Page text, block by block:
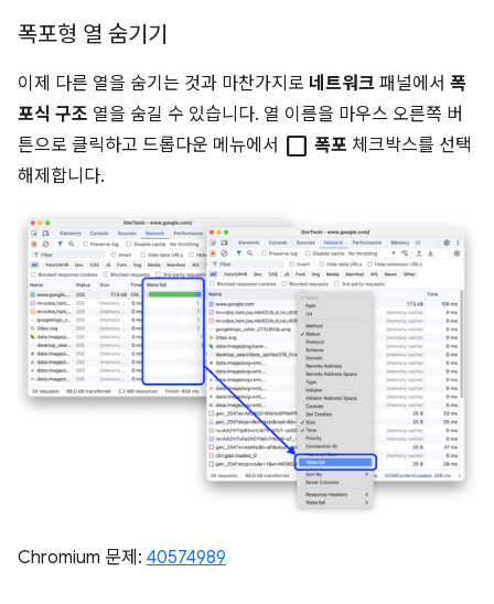
폭포형 열 숨기기
이제 다른 열을 숨기는 것과 마찬가지로 네트워크 패널에서 폭
포식 구조 열을 숨길 수 있습니다. 열 이름을 마우스 오른쪽 버
튼으로 클릭하고 드롭다운 메뉴에서 check_box_outline_blank 폭포 체크박스를 선택
해제합니다.
Chromium 문제: 40574989